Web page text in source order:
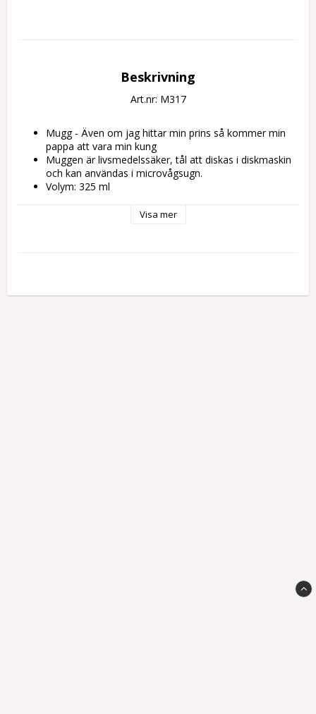
Beskrivning
Art.nr: M317
Mugg - Även om jag hittar min prins så kommer min
pappa att vara min kung
Muggen är livsmedelssäker, tål att diskas i diskmaskin
och kan användas i microvågsugn.
Volym: 325 ml
Visa mer